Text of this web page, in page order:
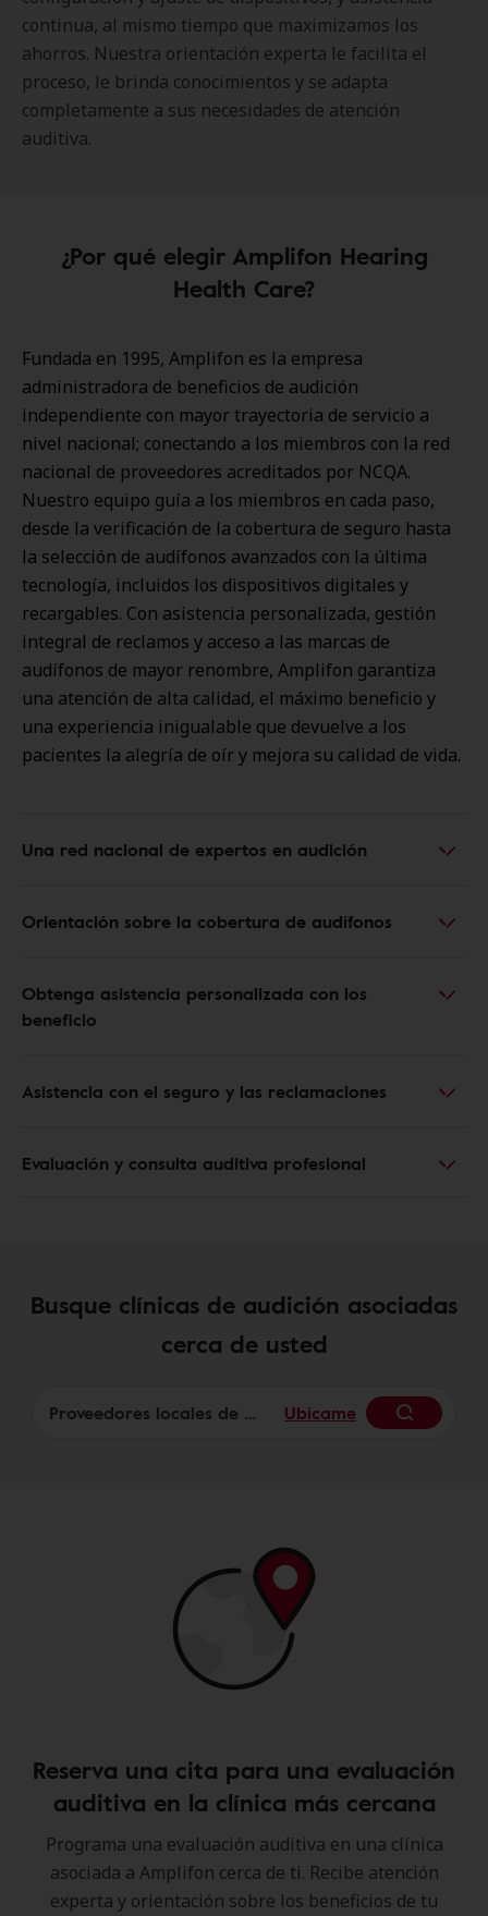
continua, al mismo tiempo que maximizamos los
ahorros. Nuestra orientación experta le facilita el
proceso, le brinda conocimientos y se adapta
completamente a sus necesidades de atención
auditiva.
¿Por qué elegir Amplifon Hearing
Health Care?
Fundada en 1995, Amplifon es la empresa
administradora de beneficios de audición
independiente con mayor trayectoria de servicio a
nivel nacional; conectando a los miembros con la red
nacional de proveedores acreditados por NCQA.
Nuestro equipo guía a los miembros en cada paso,
desde la verificación de la cobertura de seguro hasta
la selección de audífonos avanzados con la última
tecnología, incluidos los dispositivos digitales y
recargables. Con asistencia personalizada, gestión
integral de reclamos y acceso a las marcas de
audífonos de mayor renombre, Amplifon garantiza
una atención de alta calidad, el máximo beneficio y
una experiencia inigualable que devuelve a los
pacientes la alegría de oír y mejora su calidad de vida.
Una red nacional de expertos en audición
Orientación sobre la cobertura de audífonos
Obtenga asistencia personalizada con los
beneficio
Asistencia con el seguro y las reclamaciones
Evaluación y consulta auditiva profesional
Busque clínicas de audición asociadas
cerca de usted
Ubícame
Reserva una cita para una evaluación
auditiva en la clínica más cercana
Programa una evaluación auditiva en una clínica
asociada a Amplifon cerca de ti. Recibe atención
experta y orientación sobre los beneficios de tu